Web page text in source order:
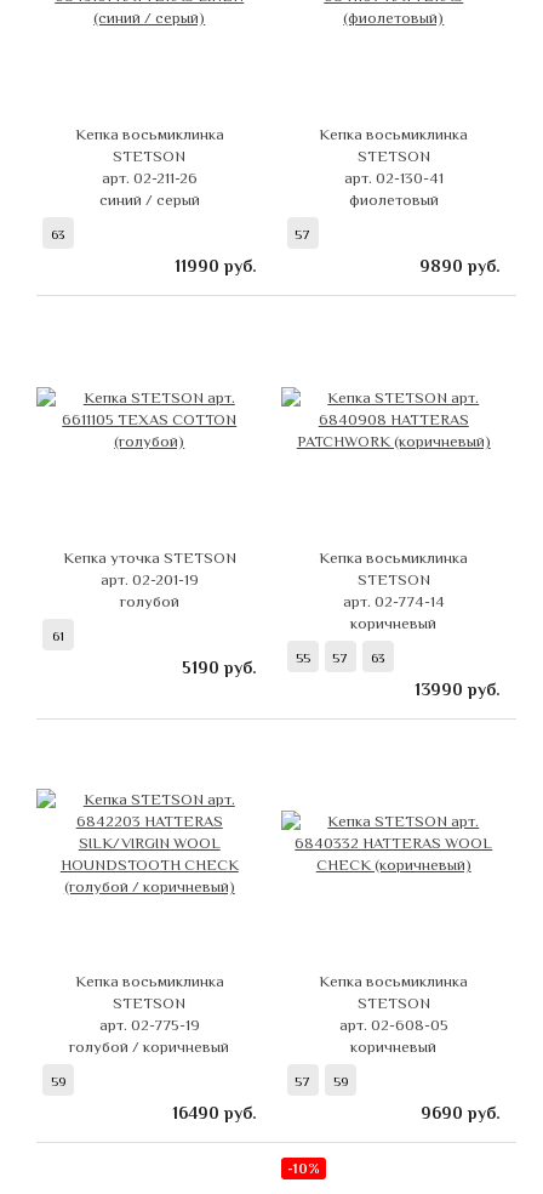
Кепка восьмиклинка
STETSON
арт. 02-211-26
синий / серый
63
11990 руб.
Кепка восьмиклинка
STETSON
арт. 02-130-41
фиолетовый
57
9890 руб.
Кепка уточка STETSON
арт. 02-201-19
голубой
61
5190 руб.
Кепка восьмиклинка
STETSON
арт. 02-774-14
коричневый
55 57 63
13990 руб.
Кепка восьмиклинка
STETSON
арт. 02-775-19
голубой / коричневый
59
16490 руб.
Кепка восьмиклинка
STETSON
арт. 02-608-05
коричневый
57 59
9690 руб.
-10%